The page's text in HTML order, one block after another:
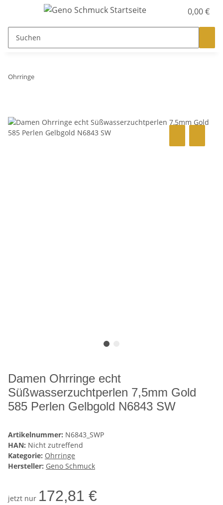
0,00 €
Ohrringe
Damen Ohrringe echt
Süßwasserzuchtperlen 7,5mm Gold
585 Perlen Gelbgold N6843 SW
Artikelnummer: N6843_SWP
HAN: Nicht zutreffend
Kategorie: Ohrringe
Hersteller: Geno Schmuck
jetzt nur 172,81 €